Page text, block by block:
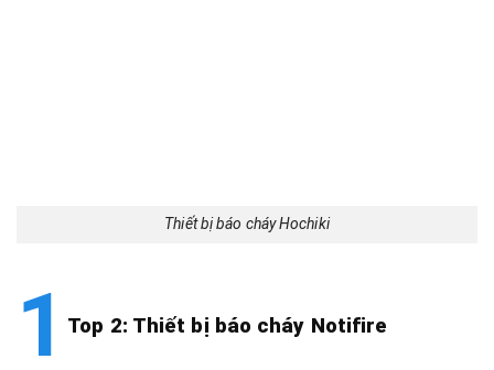
Thiết bị báo cháy Hochiki
Top 2: Thiết bị báo cháy Notifire